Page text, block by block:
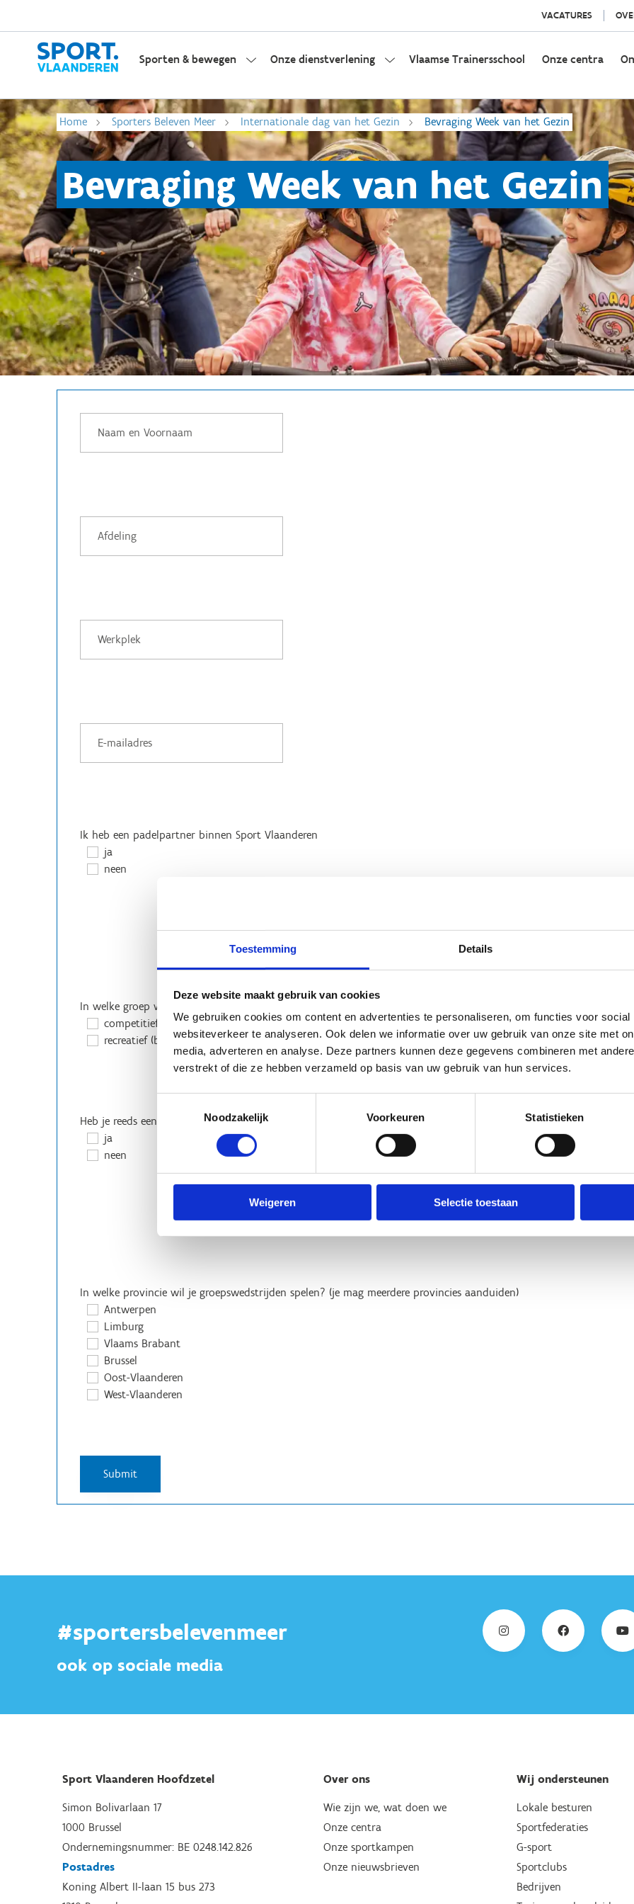
Toestemming Details
Deze website maakt gebruik van cookies
We gebruiken cookies om content en advertenties te personaliseren, om functies voor
websiteverkeer te analyseren. Ook delen we informatie over uw gebruik van onze site met
media, adverteren en analyse. Deze partners kunnen deze gegevens combineren met
verstrekt of die ze hebben verzameld op basis van uw gebruik van hun services.
Noodzakelijk
Voorkeuren Statistieken
Weigeren Selectie toestaan
VACATURES
Sporten & bewegen Onze dienstverlening Vlaamse Trainersschool Onze centra
Home Sporters Beleven Meer Internationale dag van het Gezin Bevraging Week van het Gezin
Bevraging Week van het Gezin
Ik heb een padelpartner binnen Sport Vlaanderen
ja
neen
In welke groep wil je spelen?
competitief (speelt regelmatig en is behendig)
recreatief (beginners of speelt sporadisch)
Heb je reeds een klassement?
ja
neen
In welke provincie wil je groepswedstrijden spelen? (je mag meerdere provincies aanduiden)
Antwerpen
Limburg
Vlaams Brabant
Brussel
Oost-Vlaanderen
West-Vlaanderen
#sportersbelevenmeer
ook op sociale media
Sport Vlaanderen Hoofdzetel
Simon Bolivarlaan 17
1000 Brussel
Ondernemingsnummer: BE 0248.142.826
Postadres
Koning Albert II-laan 15 bus 273
Over ons
Wie zijn we, wat doen we
Onze centra
Onze sportkampen
Onze nieuwsbrieven
Wij ondersteunen
Lokale besturen
Sportfederaties
G-sport
Sportclubs
Bedrijven